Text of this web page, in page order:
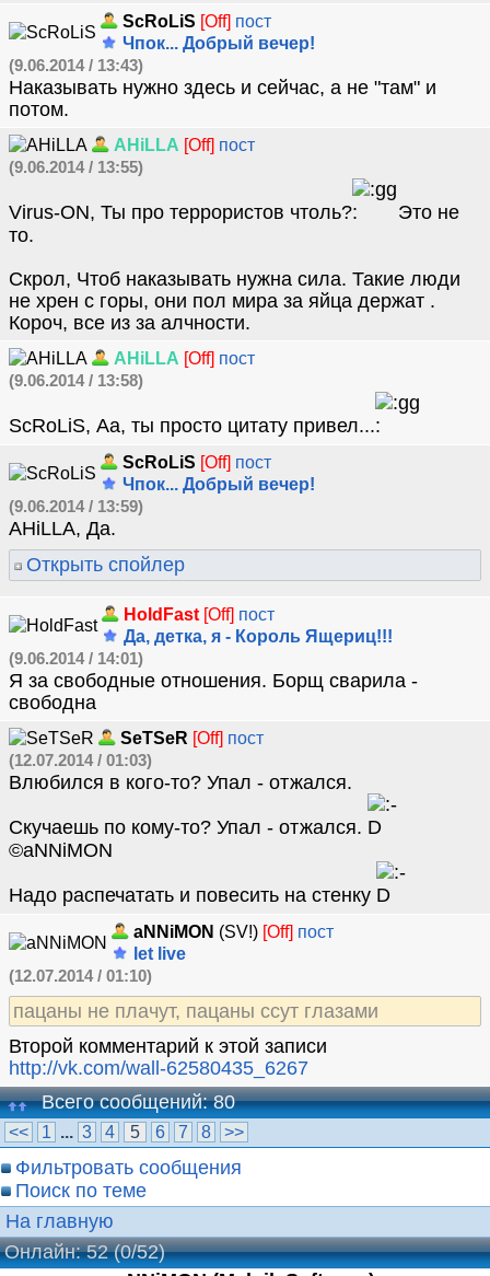
ScRoLiS [Off] пост
Чпок... Добрый вечер!
(9.06.2014 / 13:43)
Наказывать нужно здесь и сейчас, а не "там" и
потом.
AHiLLA [Off] пост
(9.06.2014 / 13:55)
Virus-ON, Ты про террористов чтоль?
Это не
то.
Скрол, Чтоб наказывать нужна сила. Такие люди
не хрен с горы, они пол мира за яйца держат .
Короч, все из за алчности.
AHiLLA [Off] пост
(9.06.2014 / 13:58)
ScRoLiS, Аа, ты просто цитату привел...
ScRoLiS [Off] пост
Чпок... Добрый вечер!
(9.06.2014 / 13:59)
AHiLLA, Да.
Открыть спойлер
HoldFast [Off] пост
Да, детка, я - Король Ящериц!!!
(9.06.2014 / 14:01)
Я за свободные отношения. Борщ сварила -
свободна
SeTSeR [Off] пост
(12.07.2014 / 01:03)
Влюбился в кого-то? Упал - отжался.
Скучаешь по кому-то? Упал - отжался.
©aNNiMON
Надо распечатать и повесить на стенку
aNNiMON (SV!) [Off] пост
let live
(12.07.2014 / 01:10)
пацаны не плачут, пацаны ссут глазами
Второй комментарий к этой записи
http://vk.com/wall-62580435_6267
Всего сообщений: 80
<< 1 ... 3 4 5 6 7 8 >>
Фильтровать сообщения
Поиск по теме
На главную
Онлайн: 52(0/52)